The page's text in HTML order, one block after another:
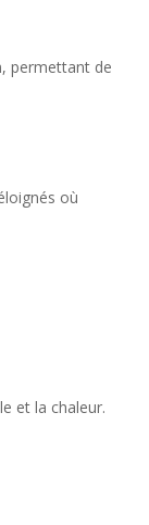
permettant de
où
et la chaleur.